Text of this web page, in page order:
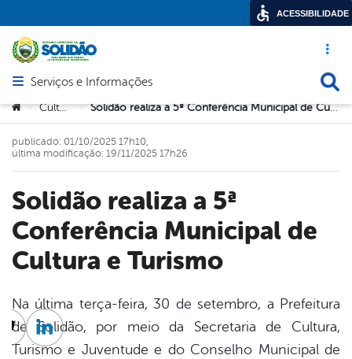
Acesso
Abrir menu principal de navegação
Serviços e Informações
Você está aqui:
> Cultura > Solidão realiza a 5ª Conferência Municipal de Cultura e Turismo
Solidão realiza a 5ª
Conferência Municipal de
Cultura e Turismo
publicado: 01/10/2025 17h10,
última modificação: 19/11/2025 17h26
Na última terça-feira, 30 de setembro, a Prefeitura
de Solidão, por meio da Secretaria de Cultura,
Turismo e Juventude e do Conselho Municipal de
TwitterLinkedin
ACESSIBILIDADE